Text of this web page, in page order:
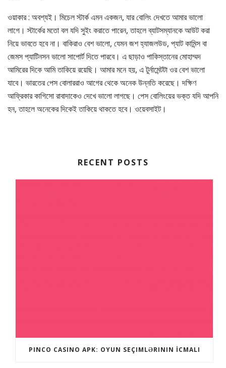
ওয়াকার : অবশ্যই। মিচেল স্টার্ক এমন একজন, যার বোলিং দেখতে আমার ভালো
লাগে। স্টার্কের মতো বল যদি সুইং করাতে পারেন, তাহলে ব্যাটসম্যানকে আউট করা
নিয়ে ভাবতে হবে না। বাকিরাও বেশ ভালো, যেমন জশ হ্যাজলউড, প্যাট কামিন্স বা
জেমস প্যাটিনসন ভালো সাপোর্ট দিতে পারবে। এ ছাড়াও পাকিস্তানের মোহাম্মদ
আমিরের দিকে আমি তাকিয়ে রয়েছি। আমার মনে হয়, এ টুর্নামেন্টটা ওর বেশ ভালো
যাবে। ভারতের পেস বোলাররাও আগের থেকে অনেক উন্নতি করেছে। দক্ষিণ
আফ্রিকার কাগিসো রাবাদাকেও দেখে ভালো লাগছে। পেস বোলিংয়ের ভক্ত যদি আপনি
হন, তাহলে অনেকের দিকেই তাকিয়ে থাকতে হবে। ওয়েবসাইট।
RECENT POSTS
PINCO CASINO APK: OYUN SEÇIMLƏRININ İCMALI